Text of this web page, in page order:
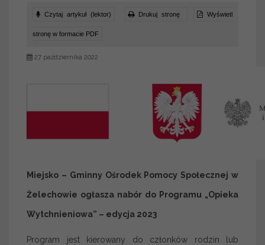
Czytaj artykuł (lektor) Drukuj stronę Wyświetl
stronę w formacie PDF
27 października 2022
Miejsko – Gminny Ośrodek Pomocy Społecznej w
Żelechowie ogłasza nabór do Programu „Opieka
Wytchnieniowa” – edycja 2023
Program jest kierowany do członków rodzin lub